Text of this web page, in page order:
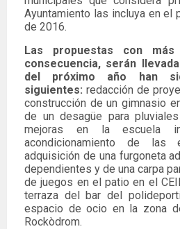
Ayuntamiento las incluya en el
de 2016.
Las propuestas con
consecuencia, serán
del próximo año han
siguientes: redacción de
construcción de un gimnasio
de un desagüe para
mejoras en la escuela
acondicionamiento de las
adquisición de una furgoneta
dependientes y de una carpa
de juegos en el patio en el
terraza del bar del
espacio de ocio en la zona
Rockòdrom.